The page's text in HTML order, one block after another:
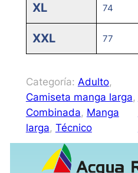
XL 74
XXL 77
Categoría: Adulto
Camiseta manga larga
Combinada, Manga
larga, Técnico